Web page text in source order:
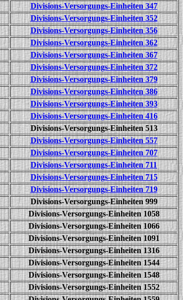
Divisions-Versorgungs-Einheiten 347
Divisions-Versorgungs-Einheiten 352
Divisions-Versorgungs-Einheiten 356
Divisions-Versorgungs-Einheiten 362
Divisions-Versorgungs-Einheiten 367
Divisions-Versorgungs-Einheiten 372
Divisions-Versorgungs-Einheiten 379
Divisions-Versorgungs-Einheiten 386
Divisions-Versorgungs-Einheiten 393
Divisions-Versorgungs-Einheiten 416
Divisions-Versorgungs-Einheiten 513
Divisions-Versorgungs-Einheiten 557
Divisions-Versorgungs-Einheiten 707
Divisions-Versorgungs-Einheiten 711
Divisions-Versorgungs-Einheiten 715
Divisions-Versorgungs-Einheiten 719
Divisions-Versorgungs-Einheiten 999
Divisions-Versorgungs-Einheiten 1058
Divisions-Versorgungs-Einheiten 1066
Divisions-Versorgungs-Einheiten 1091
Divisions-Versorgungs-Einheiten 1316
Divisions-Versorgungs-Einheiten 1544
Divisions-Versorgungs-Einheiten 1548
Divisions-Versorgungs-Einheiten 1552